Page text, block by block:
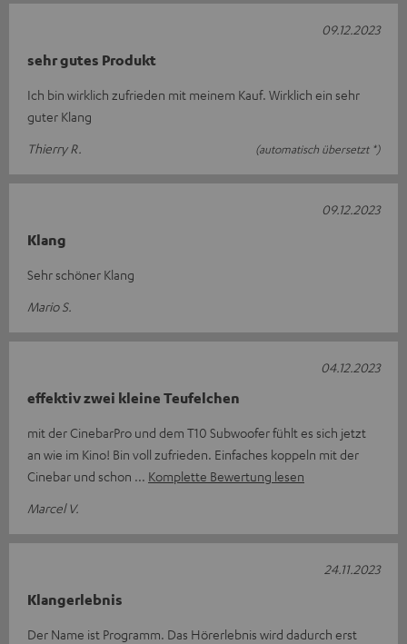
sehr gutes Produkt
Ich bin wirklich zufrieden mit meinem Kauf. Wirklich ein sehr
guter Klang
Thierry R.
(automatisch übersetzt *)
09.12.2023
Klang
Sehr schöner Klang
Mario S.
09.12.2023
effektiv zwei kleine Teufelchen
mit der CinebarPro und dem T10 Subwoofer fühlt es sich jetzt
an wie im Kino! Bin voll zufrieden. Einfaches koppeln mit der
Cinebar und schon
Komplette Bewertung lesen
Marcel V.
04.12.2023
Klangerlebnis
Der Name ist Programm. Das Hörerlebnis wird dadurch erst
24.11.2023